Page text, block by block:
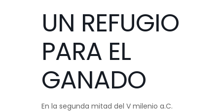
UN REFUGIO
PARA EL
GANADO
En la segunda mitad del V milenio a.C.